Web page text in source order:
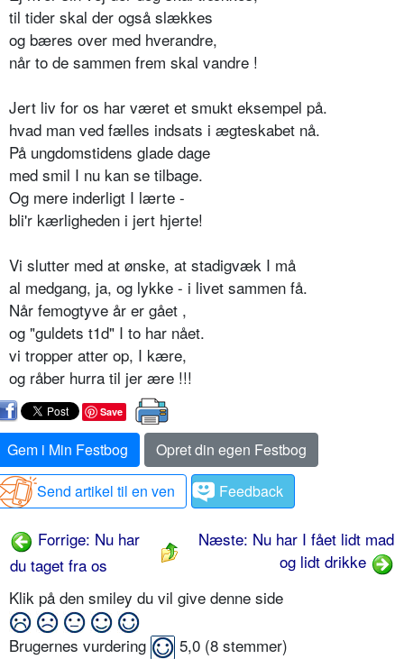
til tider skal der også slækkes
og bæres over med hverandre,
når to de sammen frem skal vandre !
Jert liv for os har været et smukt eksempel på.
hvad man ved fælles indsats i ægteskabet nå.
På ungdomstidens glade dage
med smil I nu kan se tilbage.
Og mere inderligt I lærte -
bli'r kærligheden i jert hjerte!
Vi slutter med at ønske, at stadigvæk I må
al medgang, ja, og lykke - i livet sammen få.
Når femogtyve år er gået ,
og "guldets t1d" I to har nået.
vi tropper atter op, I kære,
og råber hurra til jer ære !!!
Save
Gem i Min Festbog
Opret din egen Festbog
Send artikel til en ven
Feedback
Forrige: Nu har
du taget fra os
Næste: Nu har I fået lidt mad
og lidt drikke
Klik på den smiley du vil give denne side
Brugernes vurdering 5,0 (8 stemmer)